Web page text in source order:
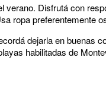
verano. Disfrutá con
ropa preferentemente
dejarla en buenas
habilitadas de